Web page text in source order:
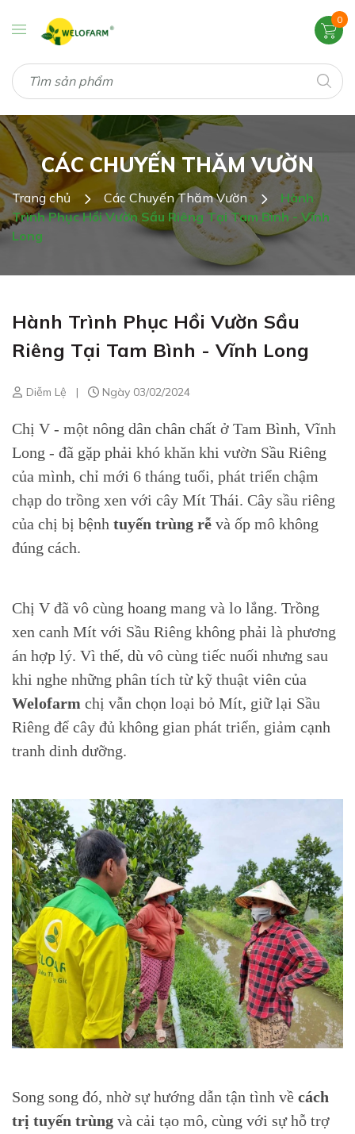
0
CÁC CHUYẾN THĂM VƯỜN
Trang chủ Các Chuyến Thăm Vườn
Hành
Trình Phục Hồi Vườn Sầu Riêng Tại Tam Bình - Vĩnh
Long
Hành Trình Phục Hồi Vườn Sầu
Riêng Tại Tam Bình - Vĩnh Long
Diễm Lệ | Ngày 03/02/2024
Chị V - một nông dân chân chất ở Tam Bình, Vĩnh
Long - đã gặp phải khó khăn khi vườn Sầu Riêng
của mình, chỉ mới 6 tháng tuổi, phát triển chậm
chạp do trồng xen với cây Mít Thái. Cây sầu riêng
của chị bị bệnh tuyến trùng rễ và ốp mô không
đúng cách.
Chị V đã vô cùng hoang mang và lo lắng. Trồng
xen canh Mít với Sầu Riêng không phải là phương
án hợp lý. Vì thế, dù vô cùng tiếc nuối nhưng sau
khi nghe những phân tích từ kỹ thuật viên của
Welofarm chị vẫn chọn loại bỏ Mít, giữ lại Sầu
Riêng để cây đủ không gian phát triển, giảm cạnh
tranh dinh dưỡng.
Song song đó, nhờ sự hướng dẫn tận tình về cách
trị tuyến trùng và cải tạo mô, cùng với sự hỗ trợ